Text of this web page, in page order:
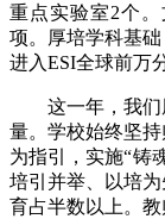
重点实验室2个
项。厚培学科基
进入ESI全球前万
这一年，我
量。学校始终坚
为指引，实施“铸
培引并举、以培
育占半数以上。